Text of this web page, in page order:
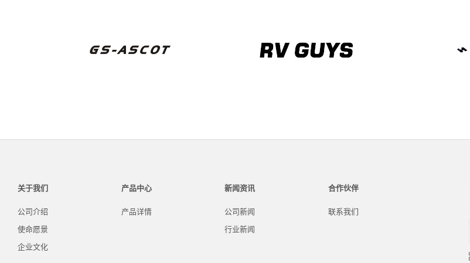
关于我们
公司介绍
使命愿景
企业文化
产品中心
产品详情
新闻资讯
公司新闻
行业新闻
合作伙伴
联系我们